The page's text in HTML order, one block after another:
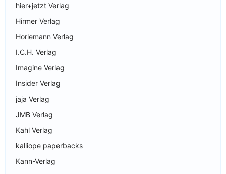
hier+jetzt Verlag
Hirmer Verlag
Horlemann Verlag
I.C.H. Verlag
Imagine Verlag
Insider Verlag
jaja Verlag
JMB Verlag
Kahl Verlag
kalliope paperbacks
Kann-Verlag